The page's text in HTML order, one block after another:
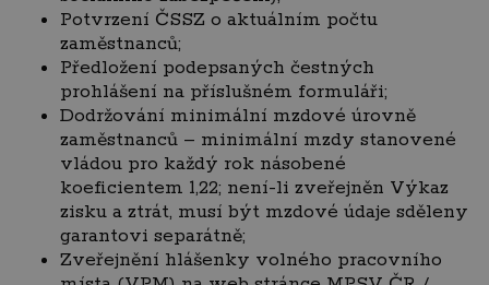
Potvrzení ČSSZ o aktuálním počtu
zaměstnanců;
Předložení podepsaných čestných
prohlášení na příslušném formuláři;
Dodržování minimální mzdové úrovně
zaměstnanců – minimální mzdy stanovené
vládou pro každý rok násobené
koeficientem 1,22; není-li zveřejněn Výkaz
zisku a ztrát, musí být mzdové údaje sděleny
garantovi separátně;
Zveřejnění hlášenky volného pracovního